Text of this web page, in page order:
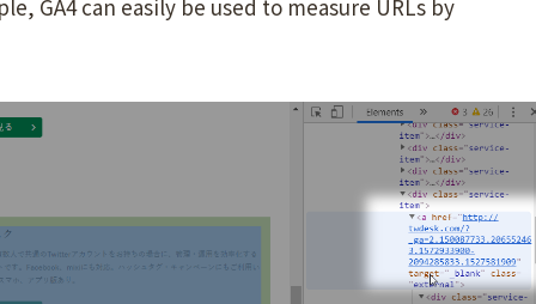
GA4 can easily be used to measure URLs by